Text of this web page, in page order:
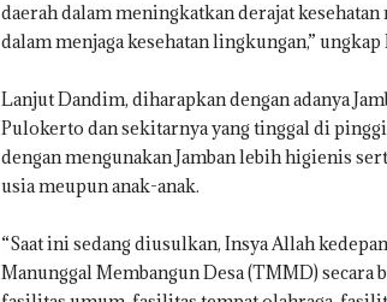
daerah dalam meningkatkan derajat
dalam menjaga kesehatan lingkungan,”
Lanjut Dandim, diharapkan dengan adanya
Pulokerto dan sekitarnya yang tinggal di
dengan mengunakan Jamban lebih higienis
usia meupun anak-anak.
“Saat ini sedang diusulkan, Insya Allah
Manunggal Membangun Desa (TMMD)